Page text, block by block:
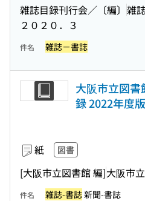
雑誌目録刊行会／〔編〕 雑
２０２０．３
件名 雑誌－書誌
大阪市立図書
録 2022年度版
紙 図書
[大阪市立図書館 編]大阪市
件名 雑誌-書誌新聞-書誌